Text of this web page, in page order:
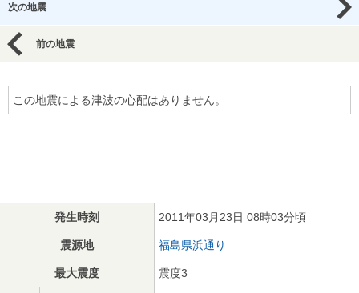
次の地震
前の地震
この地震による津波の心配はありません。
発生時刻 2011年03月23日 08時03分頃
震源地 福島県浜通り
最大震度 震度3